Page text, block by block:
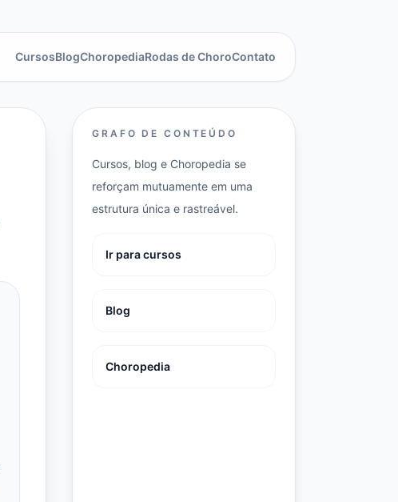
CursosBlogChoropediaRodas de ChoroContato
GRAFO DE CONTEÚDO
Cursos, blog e Choropedia se
reforçam mutuamente em uma
estrutura única e rastreável.
Ir para cursos
Blog
Choropedia